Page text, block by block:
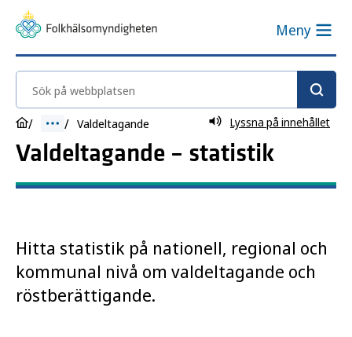
Meny
Sök på webbplatsen
Valdeltagande Lyssna på innehållet
Valdeltagande – statistik
Hitta statistik på nationell, regional och
kommunal nivå om valdeltagande och
röstberättigande.